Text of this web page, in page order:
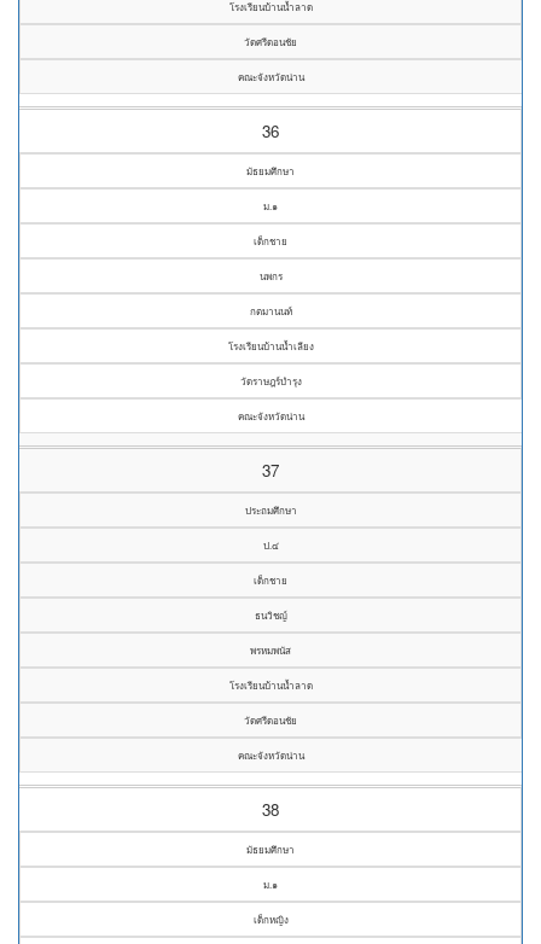
โรงเรียนบ้านน้ำลาด
วัดศรีดอนชัย
คณะจังหวัดน่าน
36
มัธยมศึกษา
ม.๑
เด็กชาย
นพกร
กตมานนท์
โรงเรียนบ้านน้ำเลียง
วัดราษฎร์บำรุง
คณะจังหวัดน่าน
37
ประถมศึกษา
ป.๔
เด็กชาย
ธนวิชญ์
พรหมพนัส
โรงเรียนบ้านน้ำลาด
วัดศรีดอนชัย
คณะจังหวัดน่าน
38
มัธยมศึกษา
ม.๑
เด็กหญิง